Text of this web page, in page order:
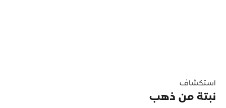
استكشاف